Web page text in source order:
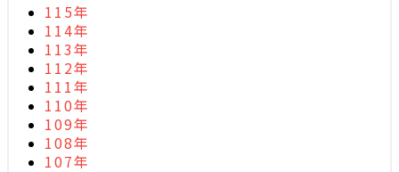
115年
114年
113年
112年
111年
110年
109年
108年
107年